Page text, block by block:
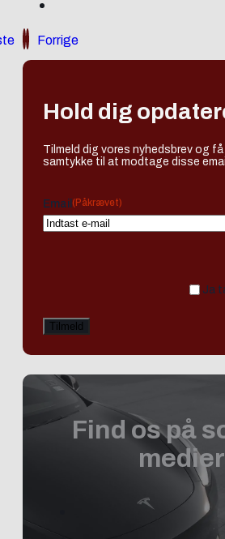
Forrige
Hold dig
Tilmeld dig vores nyhedsbrev og
samtykke til at modtage disse
Email (Påkrævet)
Ja
Find os på
medier